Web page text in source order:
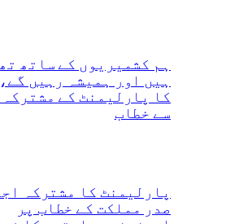
ہم کشمیریوں‌ کے ساتھ
ہیں اور ہمیشہ رہیں
کا پارلیمنٹ کے مشترکہ
سے خطاب
پارلیمنٹ کا مشترکہ
صدر مملکت کے خطاب پر